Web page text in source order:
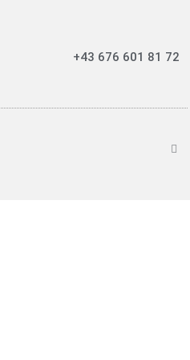
+43 676 601 81 72